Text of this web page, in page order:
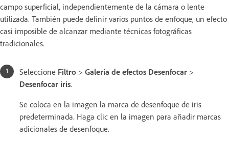
campo superficial, independientemente de la cámara o lente
utilizada. También puede definir varios puntos de enfoque, un efecto
casi imposible de alcanzar mediante técnicas fotográficas
tradicionales.
Seleccione Filtro > Galería de efectos Desenfocar >
Desenfocar iris.
Se coloca en la imagen la marca de desenfoque de iris
predeterminada. Haga clic en la imagen para añadir marcas
adicionales de desenfoque.